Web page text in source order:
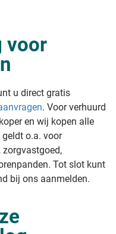
voor
u direct gratis
. Voor verhuurd
en wij kopen alle
o.a. voor
Tot slot kunt
bij ons aanmelden.